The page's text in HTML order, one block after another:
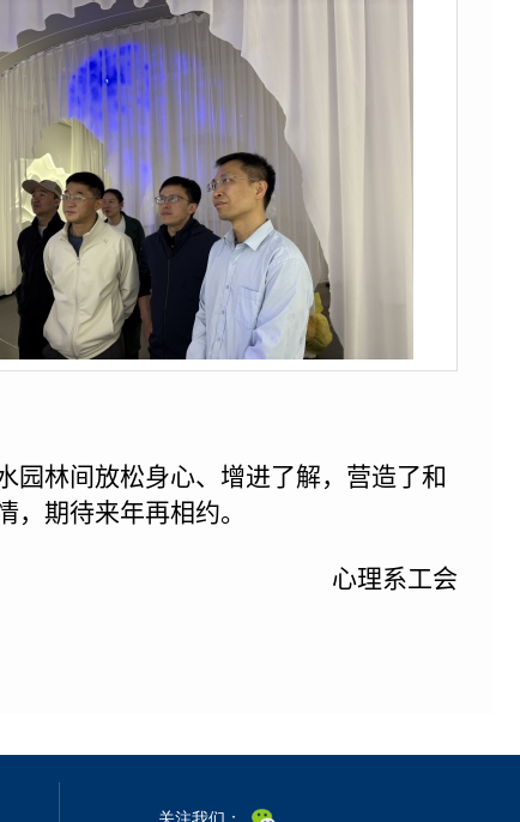
园林间放松身心、增进了解，营造了和
期待来年再相约。
心理系工会